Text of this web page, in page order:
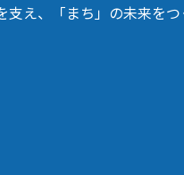
支え、「まち」の未来を